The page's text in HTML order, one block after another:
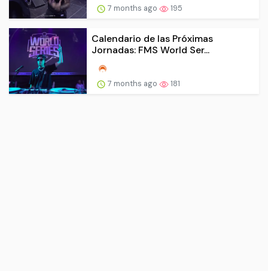
7 months ago 195
Calendario de las Próximas
Jornadas: FMS World Ser...
7 months ago 181